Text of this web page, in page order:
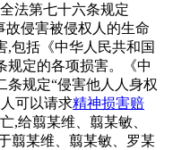
法第七十六条规定
故侵害被侵权人的生命
,包括《中华人民共和国
规定的各项损害。《中
条规定“侵害他人人身权
可以请求精神损害赔
,给翦某维、翦某敏、
翦某维、翦某敏、罗某